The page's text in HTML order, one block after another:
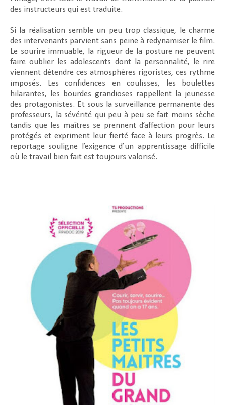
des instructeurs qui est traduite.
Si la réalisation semble un peu trop classique, le charme
des intervenants parvient sans peine à redynamiser le film.
Le sourire immuable, la rigueur de la posture ne peuvent
faire oublier les adolescents dont la personnalité, le rire
viennent détendre ces atmosphères rigoristes, ces rythme
imposés. Les confidences en coulisses, les boulettes
hilarantes, les bourdes grandioses rappellent la jeunesse
des protagonistes. Et sous la surveillance permanente des
professeurs, la sévérité qui peu à peu se fait moins sèche
tandis que les maîtres se prennent d’affection pour leurs
protégés et expriment leur fierté face à leurs progrès. Le
reportage souligne l’exigence d’un apprentissage difficile
où le travail bien fait est toujours valorisé.